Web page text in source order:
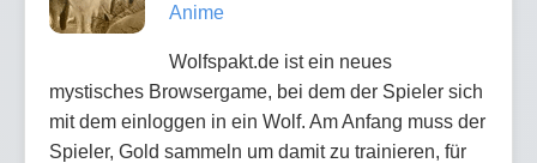
Anime
Wolfspakt.de ist ein neues
mystisches Browsergame, bei dem der Spieler sich
mit dem einloggen in ein Wolf. Am Anfang muss der
Spieler, Gold sammeln um damit zu trainieren, für